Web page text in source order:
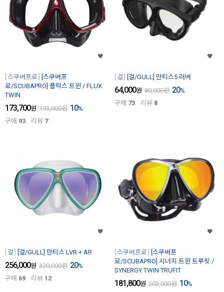
스쿠버프로
[스쿠버프
로/SCUBAPRO] 플럭스 트윈 / FLUX
TWIN
173,700원 193,000원 10%
구매 93 리뷰 7
걸 [걸/GULL] 만티스5 러버
64,000원 80,000원 20%
구매 73 리뷰 8
걸 [걸/GULL] 만티스 LVR + AR
256,000원 320,000원 20%
구매 69 리뷰 12
스쿠버프로
[스쿠버프
로/SCUBAPRO] 시너지 트윈 트루핏 /
SYNERGY TWIN TRUFIT
181,800원 202,000원 10%